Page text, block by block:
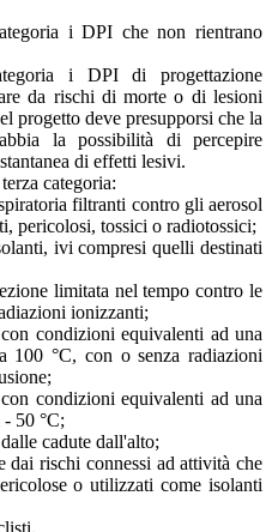
i DPI che non rientrano
i DPI di progettazione
da rischi di morte o di lesioni
progetto deve presupporsi che la
la possibilità di percepire
di effetti lesivi.
categoria:
filtranti contro gli aerosol
pericolosi, tossici o radiotossici;
ivi compresi quelli destinati
limitata nel tempo contro le
ionizzanti;
condizioni equivalenti ad una
100 °C, con o senza radiazioni
condizioni equivalenti ad una
50 °C;
cadute dall'alto;
dai rischi connessi ad attività che
o utilizzati come isolanti